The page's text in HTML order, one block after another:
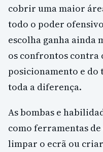
cobrir uma maior
todo o poder
escolha ganha ainda
os confrontos contra
posicionamento e do
toda a diferença.
As bombas e
como ferramentas
limpar o ecrã ou